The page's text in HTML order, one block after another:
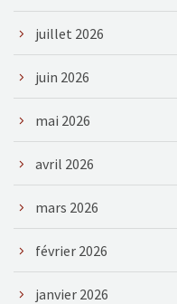
juillet 2026
juin 2026
mai 2026
avril 2026
mars 2026
février 2026
janvier 2026